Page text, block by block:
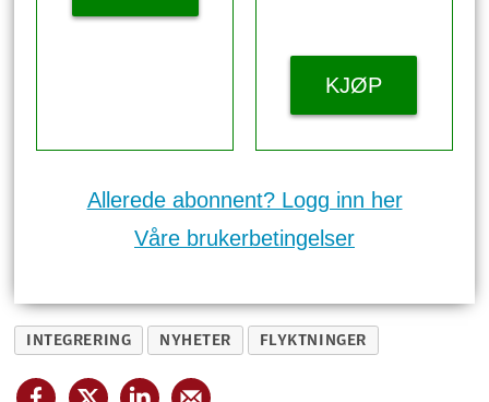
KJØP
Allerede abonnent? Logg inn her
Våre brukerbetingelser
INTEGRERING NYHETER FLYKTNINGER